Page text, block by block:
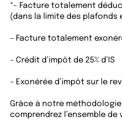
*- Facture totalement
(dans la limite des plafonds
– Facture totalement
– Crédit d’impôt de 25% d’IS
– Exonérée d’impôt sur le
Grâce à notre
comprendrez l’ensemble